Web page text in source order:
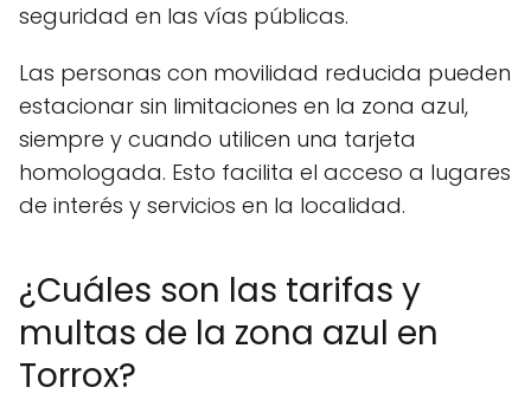
seguridad en las vías públicas.
Las personas con movilidad reducida pueden
estacionar sin limitaciones en la zona azul,
siempre y cuando utilicen una tarjeta
homologada. Esto facilita el acceso a lugares
de interés y servicios en la localidad.
¿Cuáles son las tarifas y
multas de la zona azul en
Torrox?